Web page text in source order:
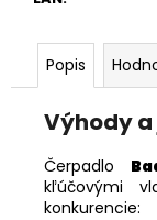
Popis
Výhody
Čerpadlo
kľúčovými
konkurencie: